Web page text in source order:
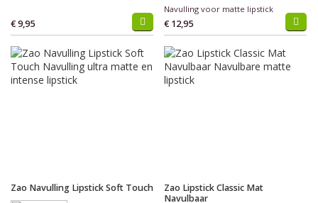
€ 9,95
Navulling voor matte lipstick
€ 12,95
Zao Navulling Lipstick Soft Touch
Zao Lipstick Classic Mat
Navulbaar